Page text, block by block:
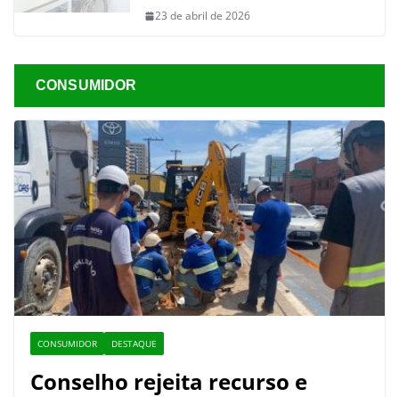
23 de abril de 2026
CONSUMIDOR
CONSUMIDOR DESTAQUE
Conselho rejeita recurso e